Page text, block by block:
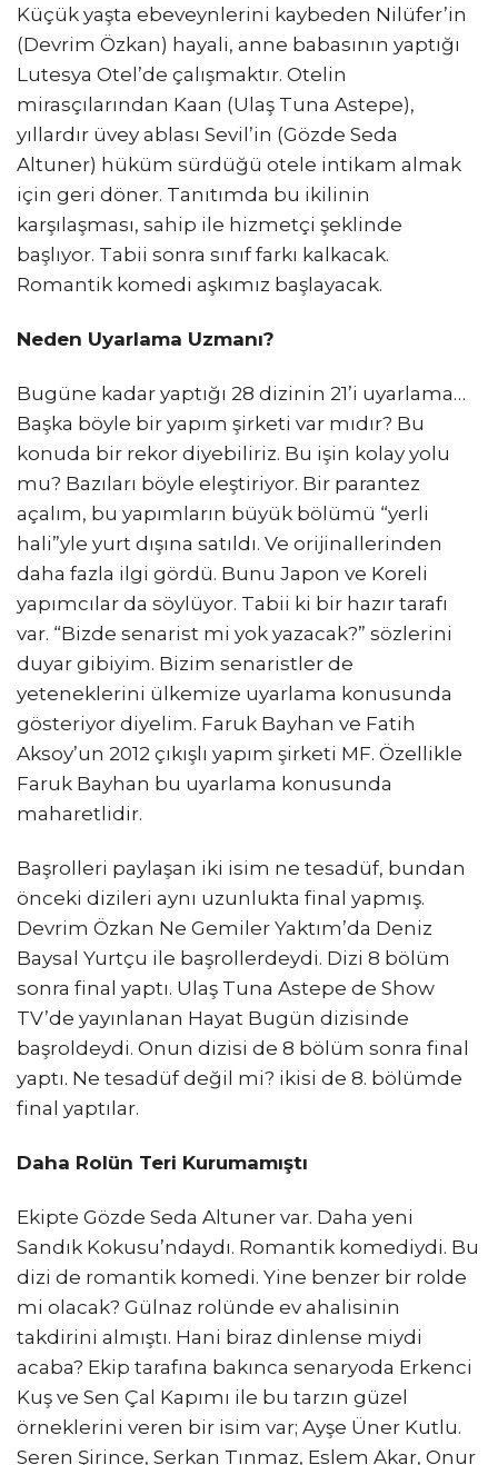
Küçük yaşta ebeveynlerini kaybeden Nilüfer’in
(Devrim Özkan) hayali, anne babasının yaptığı
Lutesya Otel’de çalışmaktır. Otelin
mirasçılarından Kaan (Ulaş Tuna Astepe),
yıllardır üvey ablası Sevil’in (Gözde Seda
Altuner) hüküm sürdüğü otele intikam almak
için geri döner. Tanıtımda bu ikilinin
karşılaşması, sahip ile hizmetçi şeklinde
başlıyor. Tabii sonra sınıf farkı kalkacak.
Romantik komedi aşkımız başlayacak.
Neden Uyarlama Uzmanı?
Bugüne kadar yaptığı 28 dizinin 21’i uyarlama…
Başka böyle bir yapım şirketi var mıdır? Bu
konuda bir rekor diyebiliriz. Bu işin kolay yolu
mu? Bazıları böyle eleştiriyor. Bir parantez
açalım, bu yapımların büyük bölümü “yerli
hali”yle yurt dışına satıldı. Ve orijinallerinden
daha fazla ilgi gördü. Bunu Japon ve Koreli
yapımcılar da söylüyor. Tabii ki bir hazır tarafı
var. “Bizde senarist mi yok yazacak?” sözlerini
duyar gibiyim. Bizim senaristler de
yeteneklerini ülkemize uyarlama konusunda
gösteriyor diyelim. Faruk Bayhan ve Fatih
Aksoy’un 2012 çıkışlı yapım şirketi MF. Özellikle
Faruk Bayhan bu uyarlama konusunda
maharetlidir.
Başrolleri paylaşan iki isim ne tesadüf, bundan
önceki dizileri aynı uzunlukta final yapmış.
Devrim Özkan Ne Gemiler Yaktım’da Deniz
Baysal Yurtçu ile başrollerdeydi. Dizi 8 bölüm
sonra final yaptı. Ulaş Tuna Astepe de Show
TV’de yayınlanan Hayat Bugün dizisinde
başroldeydi. Onun dizisi de 8 bölüm sonra final
yaptı. Ne tesadüf değil mi? ikisi de 8. bölümde
final yaptılar.
Daha Rolün Teri Kurumamıştı
Ekipte Gözde Seda Altuner var. Daha yeni
Sandık Kokusu’ndaydı. Romantik komediydi. Bu
dizi de romantik komedi. Yine benzer bir rolde
mi olacak? Gülnaz rolünde ev ahalisinin
takdirini almıştı. Hani biraz dinlense miydi
acaba? Ekip tarafına bakınca senaryoda Erkenci
Kuş ve Sen Çal Kapımı ile bu tarzın güzel
örneklerini veren bir isim var; Ayşe Üner Kutlu.
Seren Şirince, Serkan Tınmaz, Eslem Akar, Onur